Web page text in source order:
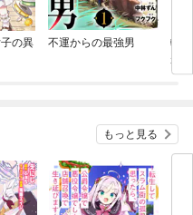
の異
不運からの最強男
転
が
き
もっと見る